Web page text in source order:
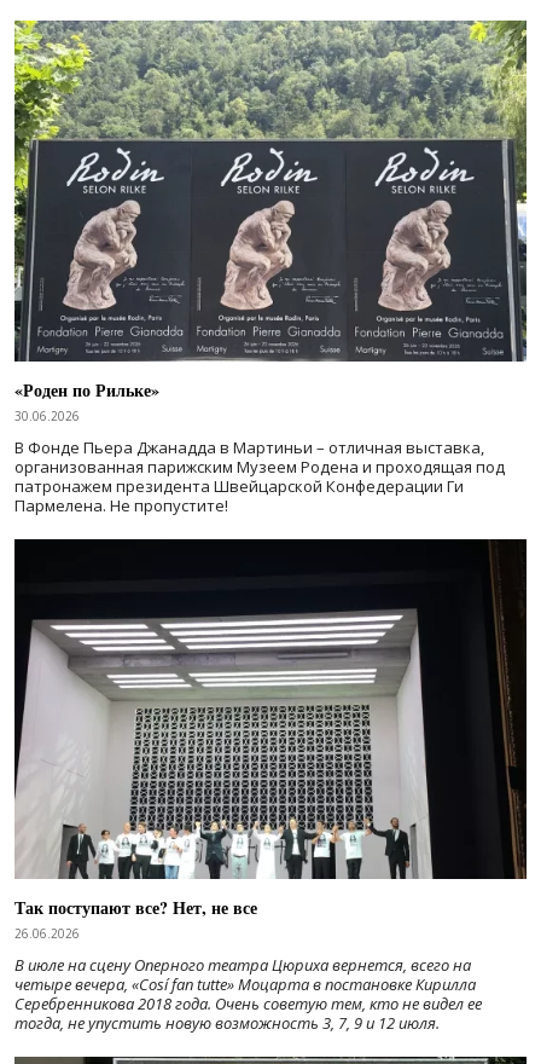
«Роден по Рильке»
30.06.2026
В Фонде Пьера Джанадда в Мартиньи – отличная выставка,
организованная парижским Музеем Родена и проходящая под
патронажем президента Швейцарской Конфедерации Ги
Пармелена. Не пропустите!
Так поступают все? Нет, не все
26.06.2026
В июле на сцену Оперного театра Цюриха вернется, всего на
четыре вечера, «Cosí fan tutte» Моцарта в постановке Кирилла
Серебренникова 2018 года. Очень советую тем, кто не видел ее
тогда, не упустить новую возможность 3, 7, 9 и 12 июля.